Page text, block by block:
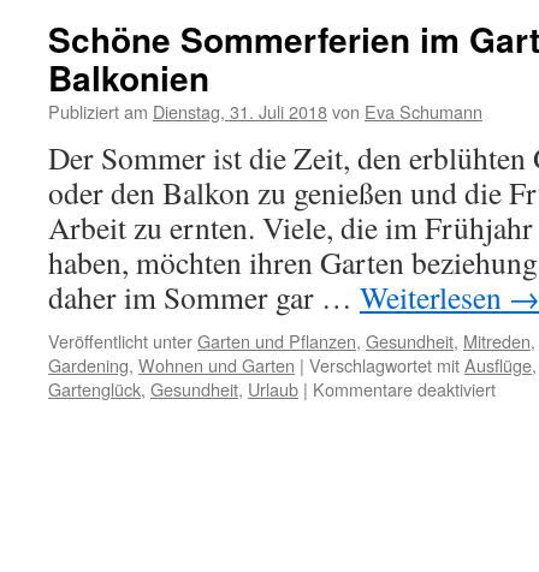
Schöne Sommerferien im
Balkonien
Publiziert am Dienstag, 31. Juli 2018von Eva Schumann
Der Sommer ist die Zeit, den erblühten
oder den Balkon zu genießen und die
Arbeit zu ernten. Viele, die im
haben, möchten ihren Garten
daher im Sommer gar … Weiterlesen →
Veröffentlicht unterGarten und Pflanzen, Gesundheit, Mitreden,
Gardening, Wohnen und Garten | Verschlagwortet mitAusflüge
Gartenglück, Gesundheit, Urlaub | Kommentare deaktiviert